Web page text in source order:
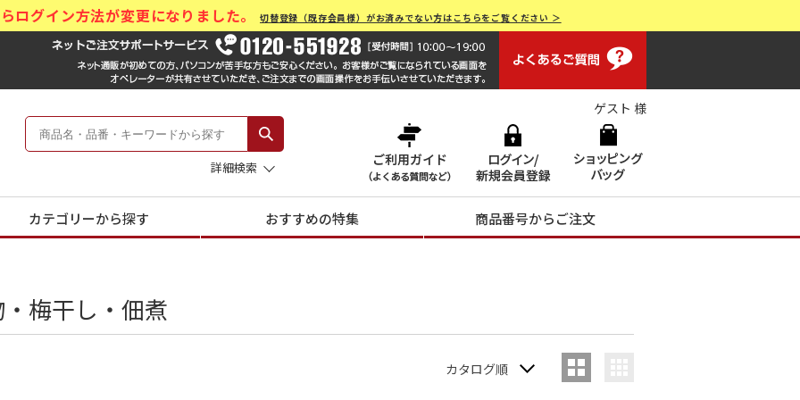
ログイン方法が変更になりました。切替登録（既存会員様）がお済みでない方はこちらをご覧ください ＞
モール Hankyu Gift Mall
画面操作で困ったらお電話でサポート 0120-551928 [
-阪急のお中元-
詳細検索
ゲスト 様
カテゴリーから探す おすすめの特集 商品番号からご注文
梅干し・佃煮
カタログ順